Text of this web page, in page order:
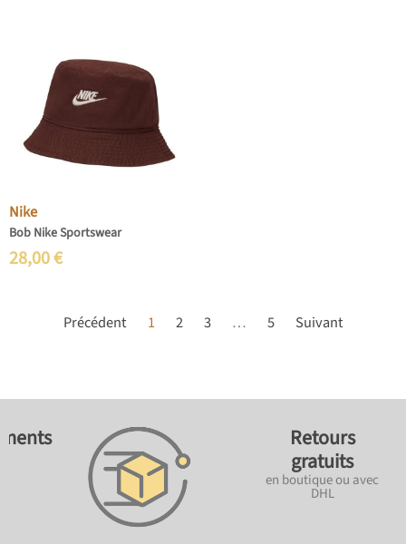
Nike
Bob Nike Sportswear
28,00€
Précédent 1 2 3 … 5 Suivant
Retours
gratuits
en boutique ou avec
DHL